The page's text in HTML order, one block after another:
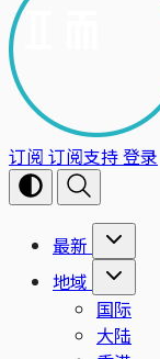
订阅 订阅支持登录
最新
地域
国际
大陆